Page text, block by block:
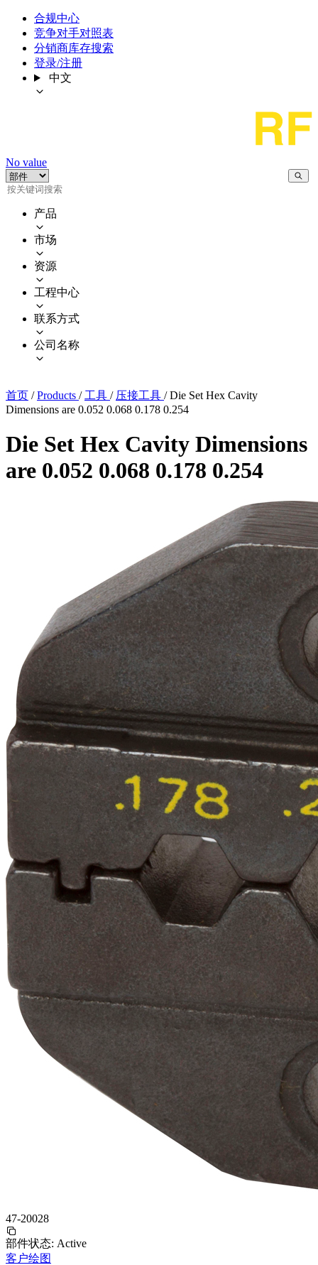
合规中心
竞争对手对照表
分销商库存搜索
登录/注册
中文
No value
产品
市场
资源
工程中心
联系方式
公司名称
首页 / Products / 工具 / 压接工具 / Die Set Hex Cavity
Dimensions are 0.052 0.068 0.178 0.254
Die Set Hex Cavity Dimensions
are 0.052 0.068 0.178 0.254
47-20028
部件状态: Active
客户绘图